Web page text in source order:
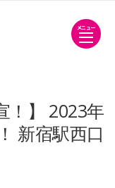
メニュー
！】 2023年
新宿駅西口